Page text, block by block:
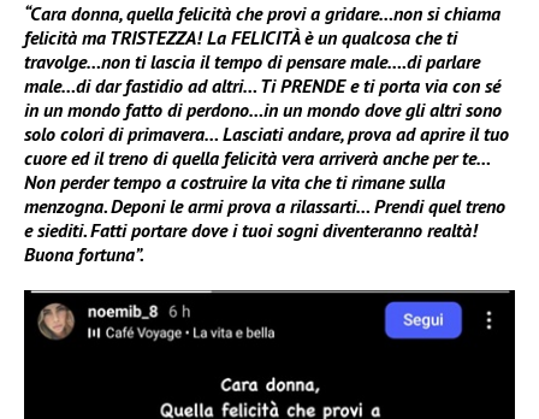
“Cara donna, quella felicità che provi a gridare…non si chiama
felicità ma TRISTEZZA! La FELICITÀ è un qualcosa che ti
travolge…non ti lascia il tempo di pensare male….di parlare
male…di dar fastidio ad altri… Ti PRENDE e ti porta via con sé
in un mondo fatto di perdono…in un mondo dove gli altri sono
solo colori di primavera… Lasciati andare, prova ad aprire il tuo
cuore ed il treno di quella felicità vera arriverà anche per te…
Non perder tempo a costruire la vita che ti rimane sulla
menzogna. Deponi le armi prova a rilassarti… Prendi quel treno
e siediti. Fatti portare dove i tuoi sogni diventeranno realtà!
Buona fortuna”.